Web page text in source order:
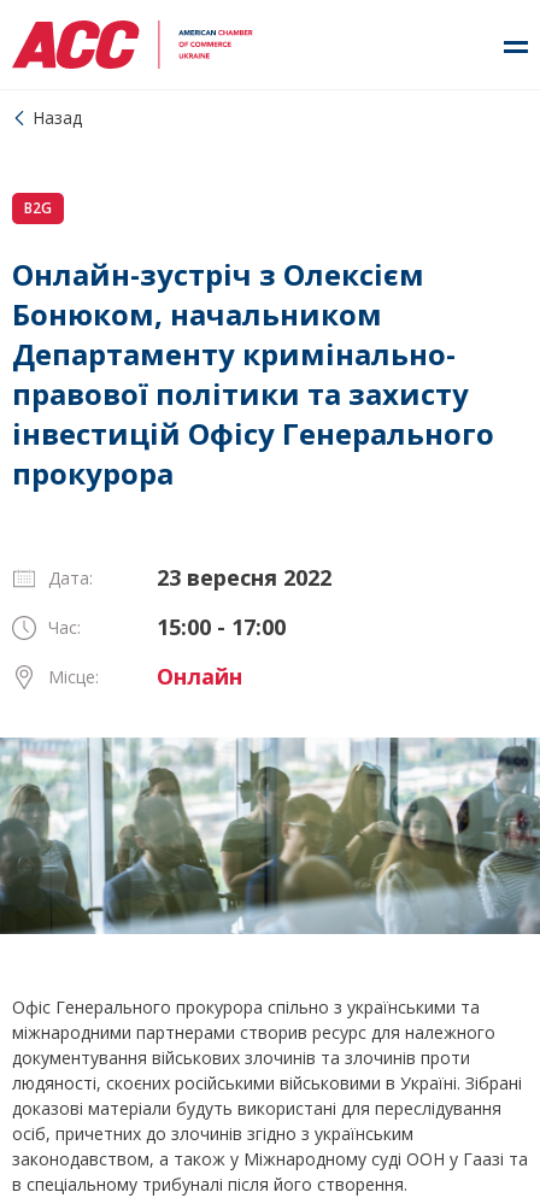
Назад
B2G
Онлайн-зустріч з Олексієм
Бонюком, начальником
Департаменту кримінально-
правової політики та захисту
інвестицій Офісу Генерального
прокурора
Дата: 23 вересня 2022
Час: 15:00 - 17:00
Місце: Онлайн
Офіс Генерального прокурора спільно з українськими та
міжнародними партнерами створив ресурс для належного
документування військових злочинів та злочинів проти
людяності, скоєних російськими військовими в Україні. Зібрані
доказові матеріали будуть використані для переслідування
осіб, причетних до злочинів згідно з українським
законодавством, а також у Міжнародному суді ООН у Гаазі та
в спеціальному трибуналі після його створення.